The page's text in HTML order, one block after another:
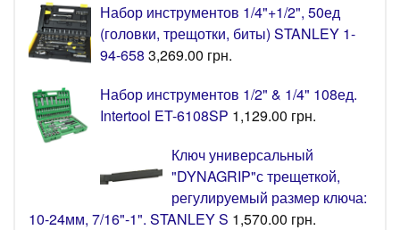
Набор инструментов 1/4"+1/2", 50ед
(головки, трещотки, биты) STANLEY 1-
94-658 3,269.00 грн.
Набор инструментов 1/2" & 1/4" 108ед.
Intertool ET-6108SP 1,129.00 грн.
Ключ универсальный
"DYNAGRIP"с трещеткой,
регулируемый размер ключа:
10-24мм, 7/16"-1". STANLEY S 1,570.00 грн.